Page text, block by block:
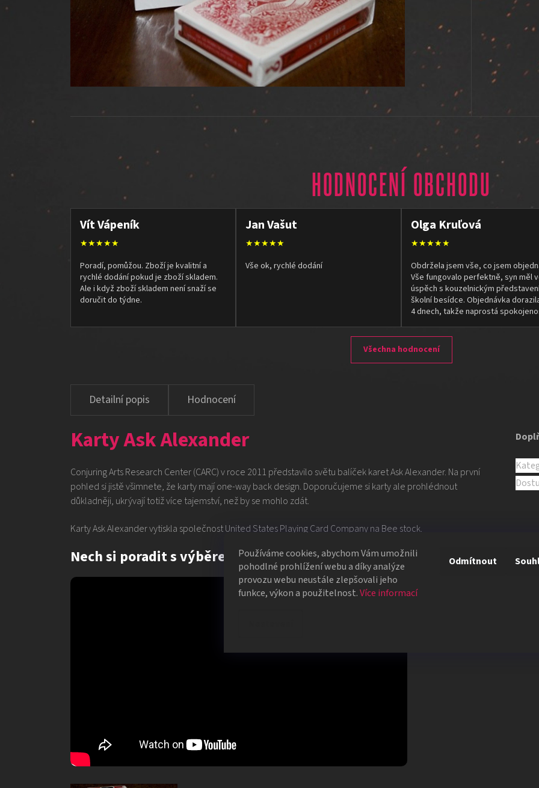
Používáme cookies, abychom Vám umožnili
pohodlné prohlížení webu a díky analýze
provozu webu neustále zlepšovali jeho
funkce, výkon a použitelnost.Více informací
Odmítnout
HODNOCENÍ OBCHODU
Vít Vápeník
★★★★★
Poradí, pomůžou. Zboží je kvalitní a
rychlé dodání pokud je zboží skladem.
Ale i když zboží skladem není snaží se
doručit do týdne.
Jan Vašut
★★★★★
Vše ok, rychlé dodání
Olga Kruľová
★★★★★
Obdržela jsem vše, co jsem
Vše fungovalo perfektně, syn měl
úspěch s kouzelnickým
školní besídce. Objednávka
4 dnech, takže naprostá
Všechna hodnocení
Hodnocení
Karty Ask Alexander
Conjuring Arts Research Center (CARC) v roce 2011 představilo světu balíček karet Ask Alexander. Na první
pohled si jistě všimnete, že karty mají one-way back design. Doporučujeme si karty ale prohlédnout
důkladněji, ukrývají totiž více tajemství, než by se mohlo zdát.
Karty Ask Alexander vytiskla společnost United States Playing Card Company na Bee stock.
Nech si poradit s výběrem karet 👇